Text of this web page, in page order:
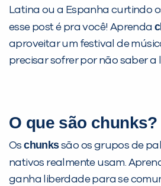
Latina ou a Espanha curtindo
esse post é pra você! Aprenda
aproveitar um festival de
precisar sofrer por não saber a
O que são chunks?
Oschunkssão os grupos de
nativos realmente usam.
ganha liberdade para se